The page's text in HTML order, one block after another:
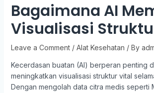
Bagaimana AI
Visualisasi
Leave a Comment / Alat Kesehatan / By
Kecerdasan buatan (AI) berperan penting
meningkatkan visualisasi struktur vital
Dengan mengolah data citra medis seperti